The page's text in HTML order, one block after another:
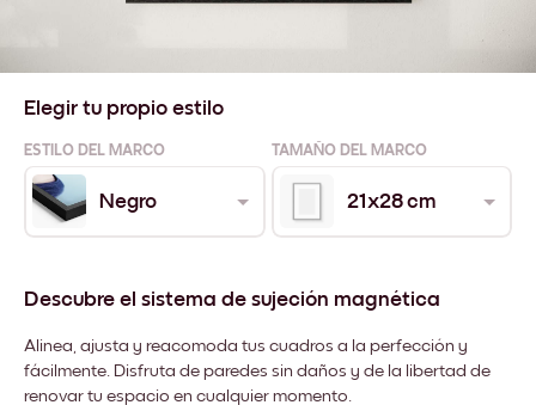
Elegir tu propio estilo
ESTILO DEL MARCO TAMAÑO DEL MARCO
Negro 21x28 cm
Descubre el sistema de sujeción magnética
Alinea, ajusta y reacomoda tus cuadros a la perfección y
fácilmente. Disfruta de paredes sin daños y de la libertad de
renovar tu espacio en cualquier momento.